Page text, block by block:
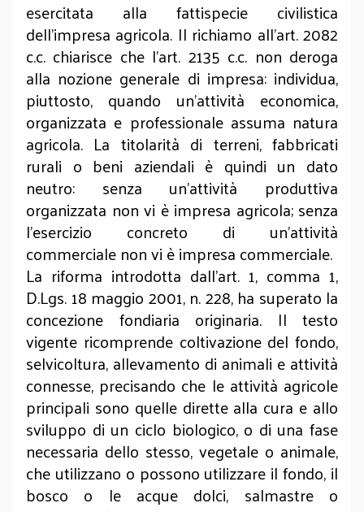
esercitata alla fattispecie civilistica
dell’impresa agricola. Il richiamo all’art. 2082
c.c. chiarisce che l’art. 2135 c.c. non deroga
alla nozione generale di impresa: individua,
piuttosto, quando un’attività economica,
organizzata e professionale assuma natura
agricola. La titolarità di terreni, fabbricati
rurali o beni aziendali è quindi un dato
neutro: senza un’attività produttiva
organizzata non vi è impresa agricola; senza
l’esercizio concreto di un’attività
commerciale non vi è impresa commerciale.
La riforma introdotta dall’art. 1, comma 1,
D.Lgs. 18 maggio 2001, n. 228, ha superato la
concezione fondiaria originaria. Il testo
vigente ricomprende coltivazione del fondo,
selvicoltura, allevamento di animali e attività
connesse, precisando che le attività agricole
principali sono quelle dirette alla cura e allo
sviluppo di un ciclo biologico, o di una fase
necessaria dello stesso, vegetale o animale,
che utilizzano o possono utilizzare il fondo, il
bosco o le acque dolci, salmastre o